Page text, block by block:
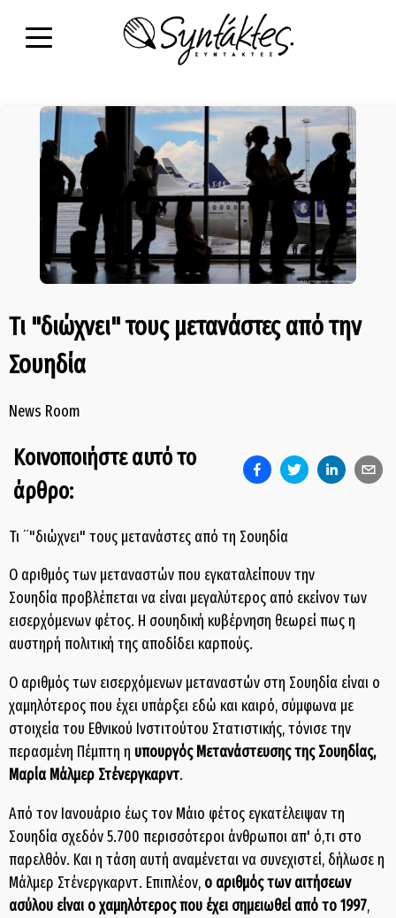
Τι "διώχνει" τους μετανάστες από την
Σουηδία
News Room
Κοινοποιήστε αυτό το
άρθρο:
Τι ¨"διώχνει" τους μετανάστες από τη Σουηδία
Ο αριθμός των μεταναστών που εγκαταλείπουν την
Σουηδία προβλέπεται να είναι μεγαλύτερος από εκείνον των
εισερχόμενων φέτος. Η σουηδική κυβέρνηση θεωρεί πως η
αυστηρή πολιτική της αποδίδει καρπούς.
Ο αριθμός των εισερχόμενων μεταναστών στη Σουηδία είναι ο
χαμηλότερος που έχει υπάρξει εδώ και καιρό, σύμφωνα με
στοιχεία του Εθνικού Ινστιτούτου Στατιστικής, τόνισε την
περασμένη Πέμπτη η υπουργός Μετανάστευσης της Σουηδίας,
Μαρία Μάλμερ Στένεργκαρντ.
Από τον Ιανουάριο έως τον Μάιο φέτος εγκατέλειψαν τη
Σουηδία σχεδόν 5.700 περισσότεροι άνθρωποι απ' ό,τι στο
παρελθόν. Και η τάση αυτή αναμένεται να συνεχιστεί, δήλωσε η
Μάλμερ Στένεργκαρντ. Επιπλέον, ο αριθμός των αιτήσεων
ασύλου είναι ο χαμηλότερος που έχει σημειωθεί από το 1997,